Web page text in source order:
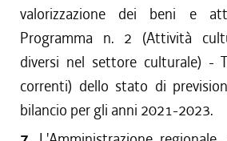
valorizzazione dei beni e
Programma n. 2 (Attività
diversi nel settore culturale) -
correnti) dello stato di
bilancio per gli anni 2021-2023.